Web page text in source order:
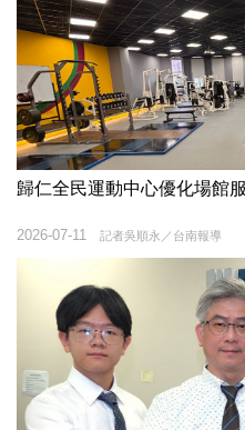
歸仁全民運動中心優化場館
記者吳順永／台南報導
2026-07-11